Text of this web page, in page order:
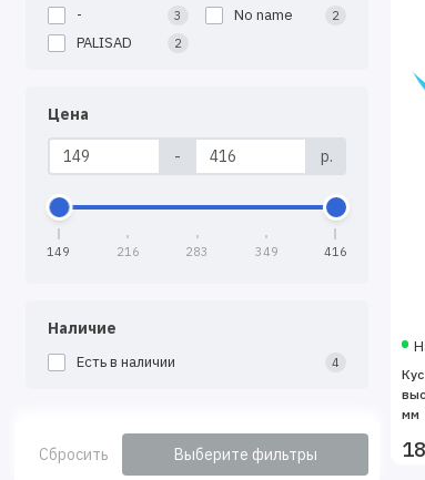
- 3 No name 2
PALISAD 2
Цена
- р.
149 216 283 349 416
Наличие
Есть в наличии 4
Сбросить Выберите фильтры
мм